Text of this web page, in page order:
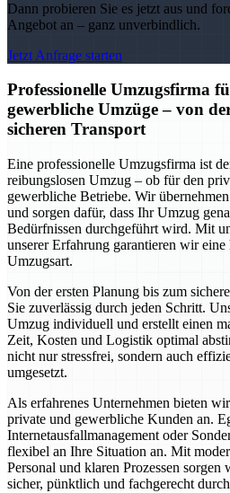
Dann probieren Sie es jetzt aus und
Angebot an – ganz unverbindlich.
Jetzt Anfrage starten
Professionelle Umzugsfirma
gewerbliche Umzüge – von
sicheren Transport
Eine professionelle Umzugsfirma ist
reibungslosen Umzug – ob für den
gewerbliche Betriebe. Wir
und sorgen dafür, dass Ihr Umzug
Bedürfnissen durchgeführt wird. Mit
unserer Erfahrung garantieren wir
Umzugsart.
Von der ersten Planung bis zum
Sie zuverlässig durch jeden Schritt.
Umzug individuell und erstellt einen
Zeit, Kosten und Logistik optimal
nicht nur stressfrei, sondern auch
umgesetzt.
Als erfahrenes Unternehmen bieten
private und gewerbliche Kunden an.
Internetausfallmanagement oder
flexibel an Ihre Situation an. Mit
Personal und klaren Prozessen
sicher, pünktlich und fachgerecht